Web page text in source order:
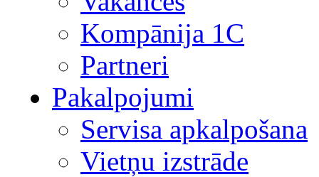
Kompānija 1С
Partneri
Pakalpojumi
Servisa apkalpošana
Vietņu izstrāde